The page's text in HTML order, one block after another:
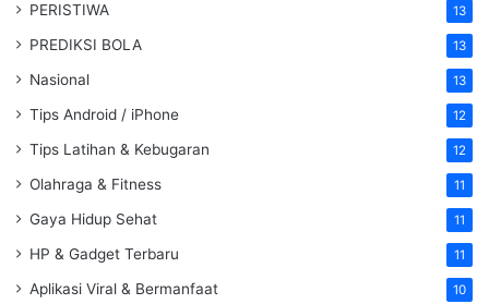
PERISTIWA 13
PREDIKSI BOLA 13
Nasional 13
Tips Android / iPhone 12
Tips Latihan & Kebugaran 12
Olahraga & Fitness 11
Gaya Hidup Sehat 11
HP & Gadget Terbaru 11
Aplikasi Viral & Bermanfaat 10